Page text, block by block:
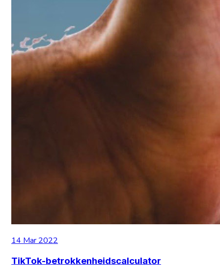
14 Mar 2022
TikTok-betrokkenheidscalculator